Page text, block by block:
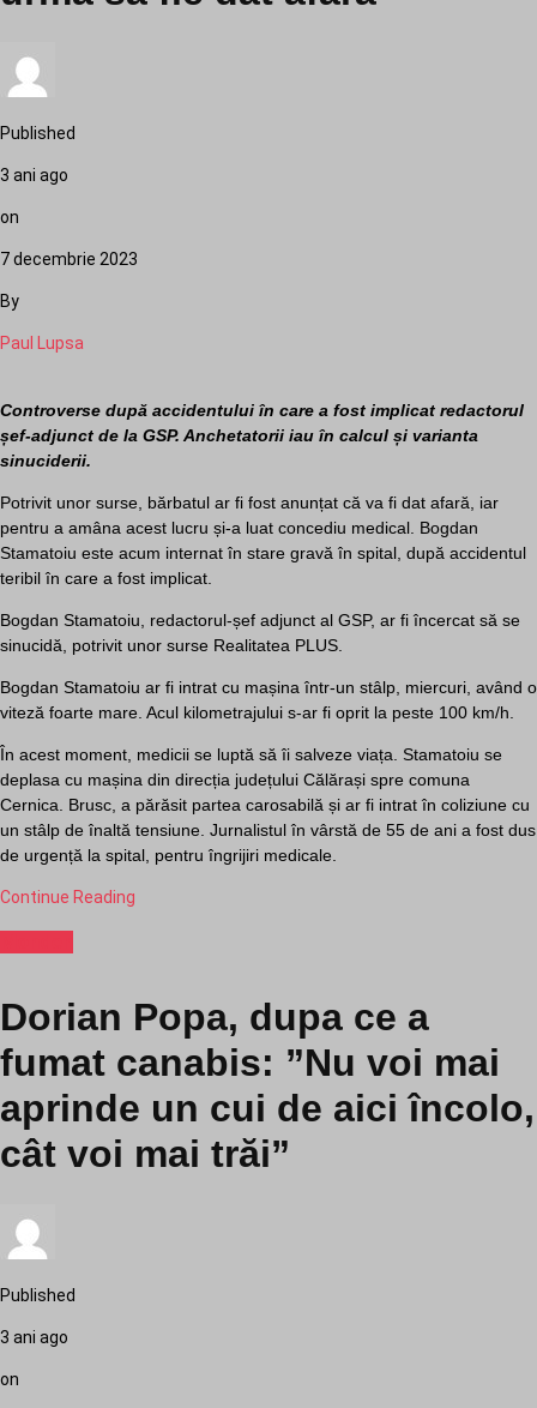
Published
3 ani ago
on
7 decembrie 2023
By
Paul Lupsa
Controverse după accidentului în care a fost implicat redactorul
șef-adjunct de la GSP. Anchetatorii iau în calcul și varianta
sinuciderii.
Potrivit unor surse, bărbatul ar fi fost anunțat că va fi dat afară, iar
pentru a amâna acest lucru și-a luat concediu medical. Bogdan
Stamatoiu este acum internat în stare gravă în spital, după accidentul
teribil în care a fost implicat.
Bogdan Stamatoiu, redactorul-șef adjunct al GSP, ar fi încercat să se
sinucidă, potrivit unor surse Realitatea PLUS.
Bogdan Stamatoiu ar fi intrat cu mașina într-un stâlp, miercuri, având o
viteză foarte mare. Acul kilometrajului s-ar fi oprit la peste 100 km/h.
În acest moment, medicii se luptă să îi salveze viața. Stamatoiu se
deplasa cu mașina din direcția județului Călărași spre comuna
Cernica. Brusc, a părăsit partea carosabilă și ar fi intrat în coliziune cu
un stâlp de înaltă tensiune. Jurnalistul în vârstă de 55 de ani a fost dus
de urgență la spital, pentru îngrijiri medicale.
Continue Reading
Dorian Popa, dupa ce a
fumat canabis: ”Nu voi mai
aprinde un cui de aici încolo,
cât voi mai trăi”
Published
3 ani ago
on